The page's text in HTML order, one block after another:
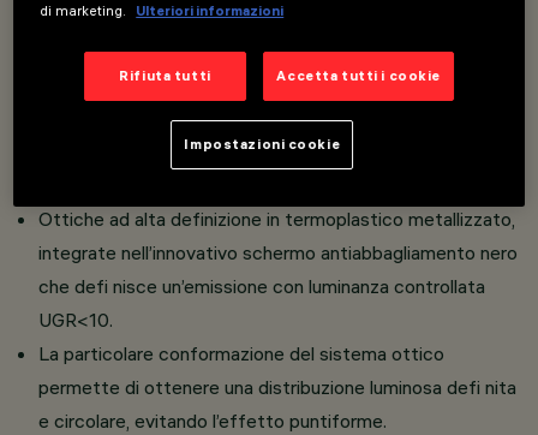
1 a 25 mm; sistema di fissaggio a bloccaggio meccanico.
Corpo principale con superfi cie radiante realizzato in
alluminio pressofuso, con possibilità di orientamento
basculante +/- 30°.
Versioni con falda perimetrale (Frame); corpo tecnico in
Ottiche ad alta definizione in termoplastico metallizzato,
integrate nell’innovativo schermo antiabbagliamento nero
che defi nisce un’emissione con luminanza controllata
UGR<10.
La particolare conformazione del sistema ottico
permette di ottenere una distribuzione luminosa defi nita
e circolare, evitando l’effetto puntiforme.
di marketing.
Ulteriori informazioni
Rifiuta tutti Accetta tutti i cookie
Impostazioni cookie